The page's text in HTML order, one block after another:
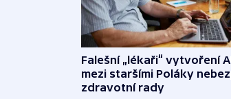
Falešní „lékaři“ vytvoření
mezi staršími Poláky
zdravotní rady